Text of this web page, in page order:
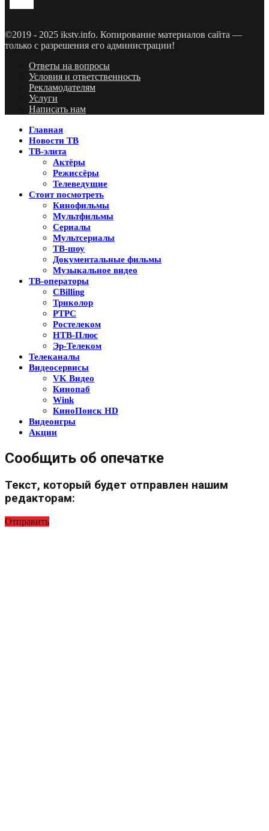
©2019 - 2025 ikstv.info. Копирование материалов сайта —
только с разрешения его администрации!
Ответы на вопросы
Условия и ответственность
Рекламодателям
Услуги
Написать нам
Главная
Новости ТВ
ТВ-элита
Актёры
Режиссёры
Телеведущие
Стоит посмотреть
Кинофильмы
Мультфильмы
Сериалы
Мультсериалы
ТВ-шоу
Документальные фильмы
Музыкальное видео
ТВ-операторы
CBilling
Триколор
РТРС
Ростелеком
НТВ-Плюс
Эр-Телеком
Телеканалы
Видеосервисы
VK Видео
Кинопаб
Wink
КиноПоиск HD
Видеоигры
Акции
Сообщить об опечатке
Текст, который будет отправлен нашим
редакторам:
Отправить